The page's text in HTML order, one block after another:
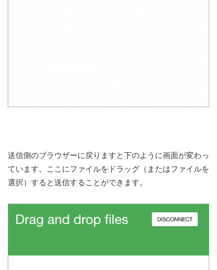
送信側のブラウザーに戻りますと下のように画面が変わっ
ています。ここにファイルをドラッグ（またはファイルを
選択）すると送信することができます。